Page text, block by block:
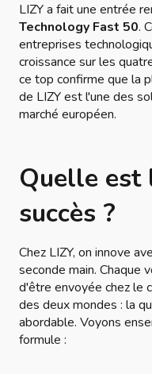
LIZY a fait une entrée
Technology Fast 50.
entreprises
croissance sur les
ce top confirme que la
de LIZY est l'une des
marché européen.
Quelle est
succès ?
Chez LIZY, on innove
seconde main. Chaque
d'être envoyée chez le
des deux mondes : la
abordable. Voyons
formule :